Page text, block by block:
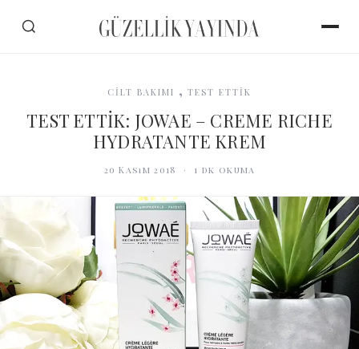
CİLT BAKIMI , TEST ETTİK
TEST ETTİK: JOWAE – CREME RICHE
HYDRATANTE KREM
20 Kasım 2018 · 1 dk okuma